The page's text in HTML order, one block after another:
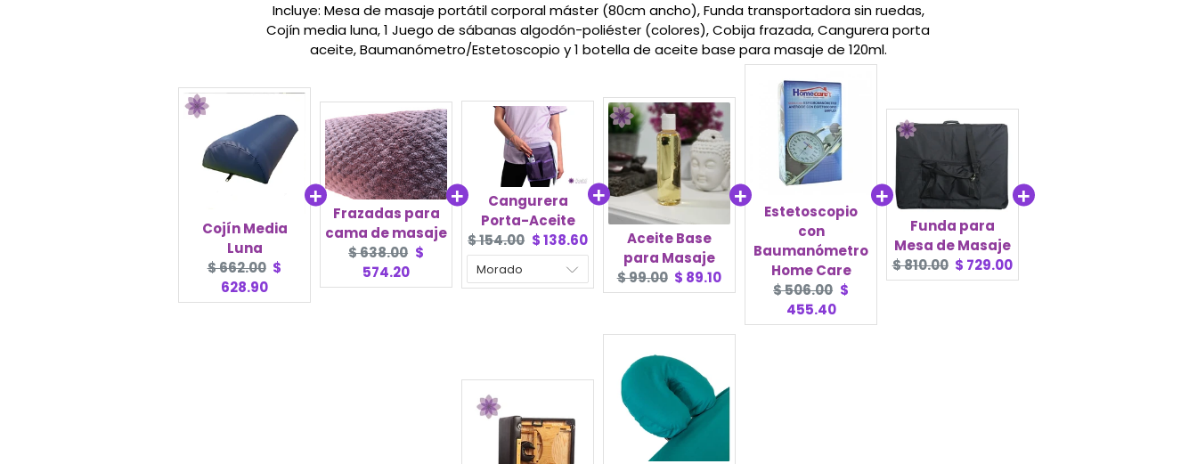
Incluye: Mesa de masaje portátil corporal máster (80cm ancho), Funda transportadora sin ruedas,
Cojín media luna, 1 Juego de sábanas algodón-poliéster (colores), Cobija frazada, Cangurera porta
aceite, Baumanómetro/Estetoscopio y 1 botella de aceite base para masaje de 120ml.
Cojín Media
Luna
Original
price:
$ 662.00 Current
$
628.90
Frazadas para
cama de masaje
Original
price:
$ 638.00 Current
$
574.20
Cangurera
Porta-Aceite
Original
price:
$ 154.00 Current
price:
$ 138.60
Aceite Base
para Masaje
Original
price:
$ 99.00 Current
price:
$ 89.10
Estetoscopio
con
Baumanómetro
Home Care
Original
price:
$ 506.00 Current
$
455.40
Funda para
Mesa de Masaje
Original
price:
$ 810.00 Current
price:
$ 729.00